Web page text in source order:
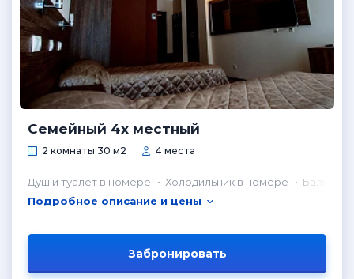
Семейный 4х местный
2 комнаты 30 м2 4 места
Душ и туалет в номере Холодильник в номере
Балкон
Подробное описание и цены
Забронировать